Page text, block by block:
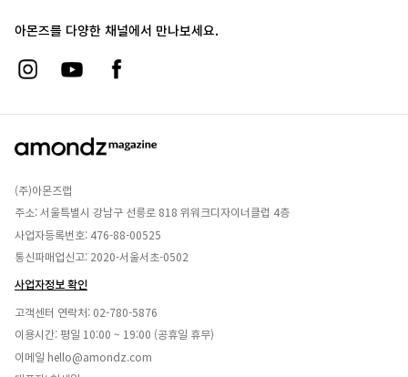
아몬즈를 다양한 채널에서 만나보세요.
(주)아몬즈랩
주소: 서울특별시 강남구 선릉로 818 위워크디자이너클럽 4층
사업자등록번호: 476-88-00525
통신파매업신고: 2020-서울서초-0502
사업자정보 확인
고객센터 연락처: 02-780-5876
이용시간: 평일 10:00 ~ 19:00 (공휴일 휴무)
이메일 hello@amondz.com